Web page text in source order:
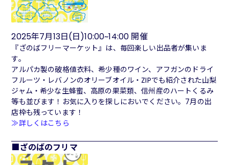
2025年7月13日(日)10:00~14:00 開催
『ざのばフリーマーケット』は、毎回楽しい出品者が集いま
す。
アルパカ製の破格値衣料、希少種のワイン、アフガンのドライ
フルーツ・レバノンのオリーブオイル・ZIPでも紹介された山梨
ジャム・希少な生蜂蜜、高原の果菜類、信州産のハートくるみ
等も並びます！お気に入りを探しにおいでください。7月の出
店枠も残っています！
≫詳しくはこちら
ざのばのフリマ